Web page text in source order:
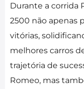
Durante a corrida
2500 não apenas
vitórias,
melhores carros
trajetória de
Romeo, mas